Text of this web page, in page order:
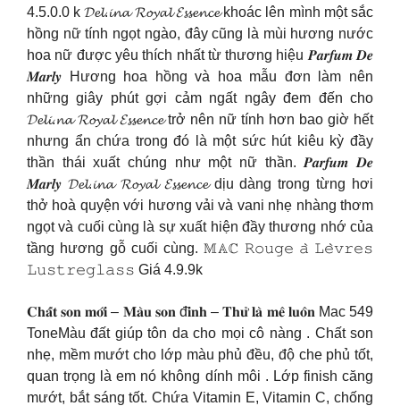
4.5.0.0 k 𝓓𝓮𝓵.𝓲𝓷𝓪 𝓡𝓸𝔂𝓪𝓵 𝓔𝓼𝓼𝓮𝓷𝓬𝓮 khoác lên mình một sắc
hồng nữ tính ngọt ngào, đây cũng là mùi hương nước
hoa nữ được yêu thích nhất từ thương hiệu 𝑷𝒂𝒓𝒇𝒖𝒎 𝑫𝒆
𝑴𝒂𝒓𝒍𝒚 Hương hoa hồng và hoa mẫu đơn làm nên
những giây phút gợi cảm ngất ngây đem đến cho
𝓓𝓮𝓵𝓲.𝓷𝓪 𝓡𝓸𝔂𝓪𝓵 𝓔𝓼𝓼𝓮𝓷𝓬𝓮 trở nên nữ tính hơn bao giờ hết
nhưng ẩn chứa trong đó là một sức hút kiêu kỳ đầy
thần thái xuất chúng như một nữ thần. 𝑷𝒂𝒓𝒇𝒖𝒎 𝑫𝒆
𝑴𝒂𝒓𝒍𝒚 𝓓𝓮𝓵.𝓲𝓷𝓪 𝓡𝓸𝔂𝓪𝓵 𝓔𝓼𝓼𝓮𝓷𝓬𝓮 dịu dàng trong từng hơi
thở hoà quyện với hương vải và vani nhẹ nhàng thơm
ngọt và cuối cùng là sự xuất hiện đầy thương nhớ của
tầng hương gỗ cuối cùng. 𝕄𝔸ℂ 𝚁𝚘𝚞𝚐𝚎 𝚊̀ 𝙻𝚎̀𝚟𝚛𝚎𝚜
𝙻𝚞𝚜𝚝𝚛𝚎𝚐𝚕𝚊𝚜𝚜 Giá 4.9.9k
𝐂𝐡𝐚̂́𝐭 𝐬𝐨𝐧 𝐦𝐨̛́𝐢 – 𝐌𝐚̀𝐮 𝐬𝐨𝐧 đ𝐢̉𝐧𝐡 – 𝐓𝐡𝐮̛̉ 𝐥𝐚̀ 𝐦𝐞̂ 𝐥𝐮𝐨̂𝐧 Mac 549
ToneMàu đất giúp tôn da cho mọi cô nàng . Chất son
nhẹ, mềm mướt cho lớp màu phủ đều, độ che phủ tốt,
quan trọng là em nó không dính môi . Lớp finish căng
mướt, bắt sáng tốt. Chứa Vitamin E, Vitamin C, chống